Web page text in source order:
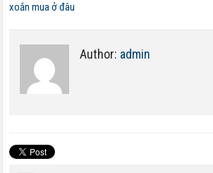
xoắn mua ở đâu
Author: admin